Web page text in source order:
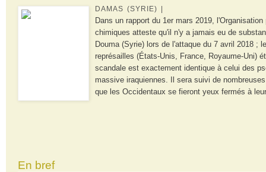
DAMAS (SYRIE) |
Dans un rapport du 1er mars 2019,
chimiques atteste qu'il n'y a jamais eu de
Douma (Syrie) lors de l'attaque du 7 avril 2018 ;
représailles (États-Unis, France, Royaume-Uni)
scandale est exactement identique à celui des
massive iraquiennes. Il sera suivi de
que les Occidentaux se fieront yeux fermés à
En bref